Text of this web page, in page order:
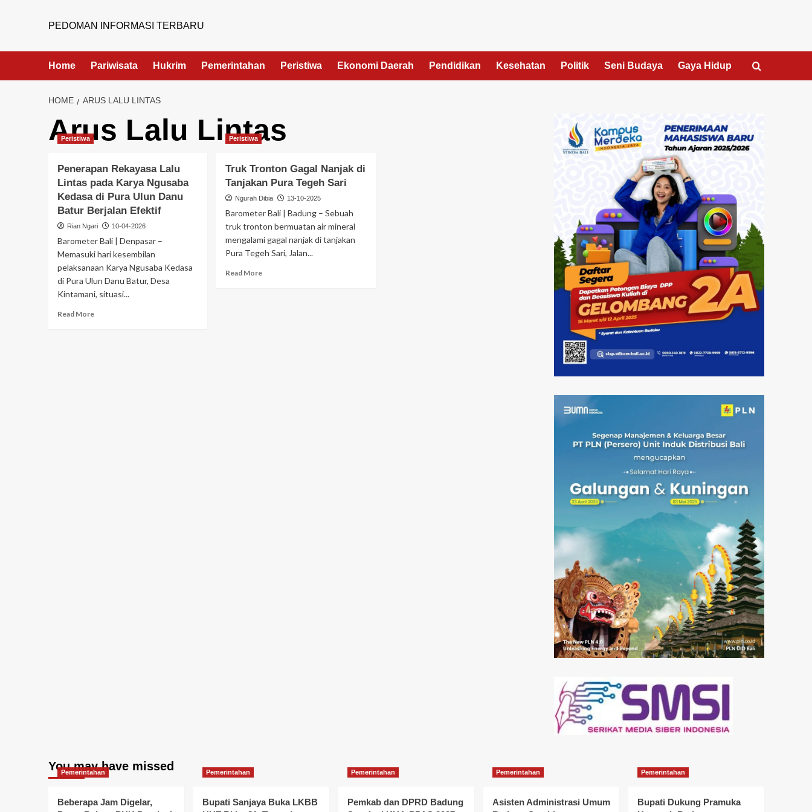
PEDOMAN INFORMASI TERBARU
Home Pariwisata Hukrim Pemerintahan Peristiwa Ekonomi Daerah Pendidikan Kesehatan Politik Seni Budaya Gaya Hidup
HOME ARUS LALU LINTAS
Arus Lalu Lintas
Peristiwa
Penerapan Rekayasa Lalu
Lintas pada Karya Ngusaba
Kedasa di Pura Ulun Danu
Batur Berjalan Efektif
Rian Ngari 10-04-2026
Barometer Bali | Denpasar –
Memasuki hari kesembilan
pelaksanaan Karya Ngusaba Kedasa
di Pura Ulun Danu Batur, Desa
Kintamani, situasi...
Read More
Peristiwa
Truk Tronton Gagal Nanjak di
Tanjakan Pura Tegeh Sari
Ngurah Dibia 13-10-2025
Barometer Bali | Badung – Sebuah
truk tronton bermuatan air mineral
mengalami gagal nanjak di tanjakan
Pura Tegeh Sari, Jalan...
Read More
You may have missed
Pemerintahan
Beberapa Jam Digelar,
Pemerintahan
Bupati Sanjaya Buka LKBB
Pemerintahan
Pemkab dan DPRD Badung
Pemerintahan
Asisten Administrasi Umum
Pemerintahan
Bupati Dukung Pramuka